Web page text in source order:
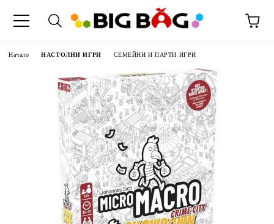
Начало НАСТОЛНИ ИГРИ СЕМЕЙНИ И ПАРТИ ИГРИ